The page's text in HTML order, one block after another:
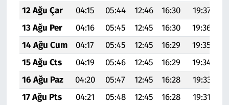
12 Ağu Çar
04:15 05:44 12:46 16:30 19:37
13 Ağu Per
04:16 05:45 12:45 16:30 19:36
14 Ağu Cum
04:17 05:45 12:45 16:29 19:35
15 Ağu Cts
04:19 05:46 12:45 16:29 19:34
16 Ağu Paz
04:20 05:47 12:45 16:28 19:33
17 Ağu Pts
04:21 05:48 12:45 16:28 19:31